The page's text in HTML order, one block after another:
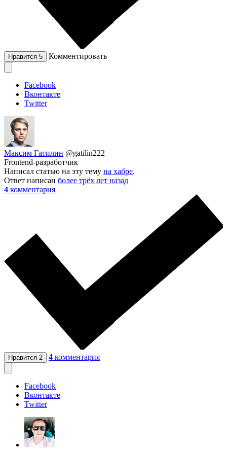
Нравится 5 Комментировать
Facebook
Вконтакте
Twitter
Максим Гатилин @gatilin222
Frontend-разработчик
Написал статью на эту тему на хабре.
Ответ написан более трёх лет назад
4 комментария
Нравится 2 4 комментария
Facebook
Вконтакте
Twitter